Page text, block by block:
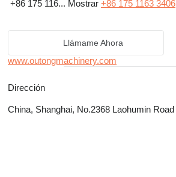
+86 175 116... Mostrar +86 175 1163 3406
Llámame Ahora
www.outongmachinery.com
Dirección
China, Shanghai, No.2368 Laohumin Road